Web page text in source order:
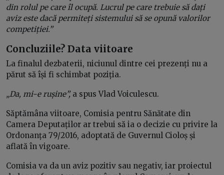
din rolul pe care îl ocupă. Lucrul pe care trebuie să dați
aviz este dacă permiteți sistemului să se opună valorilor
competiției.”
Concluziile? Data viitoare
La finalul dezbaterii, niciunul dintre cei prezenți nu a
părut să își fi schimbat poziția.
„Da, mi-e rușine”, a spus Vlad Voiculescu.
Săptămâna viitoare, Comisia pentru Sănătate din
Camera Deputaților ar trebui să ia o decizie cu privire la
Ordonanța 79/2016, adoptată de Guvernul Cioloș și
aflată în vigoare.
Comisia va da un aviz pozitiv sau negativ, iar proiectul